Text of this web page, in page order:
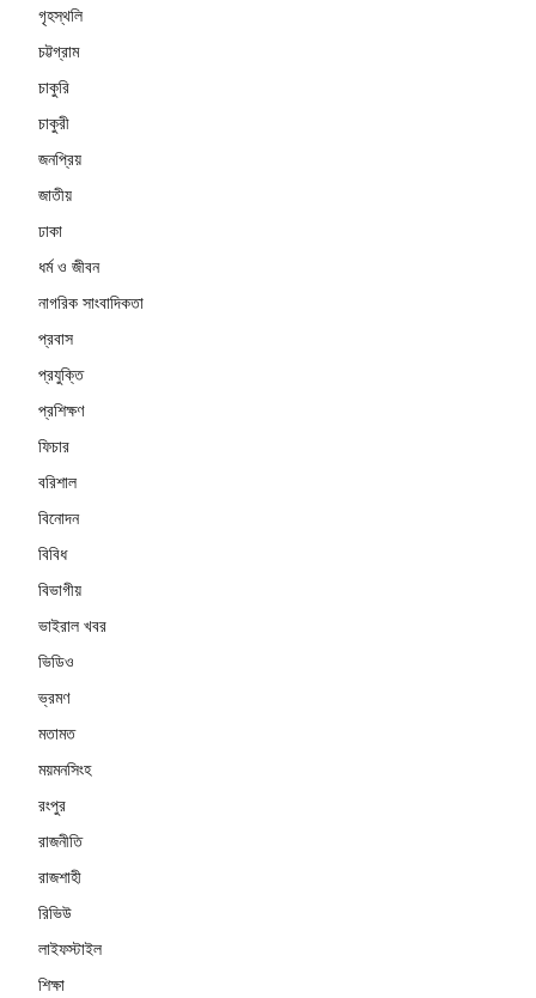
গৃহস্থলি
চট্টগ্রাম
চাকুরি
চাকুরী
জনপ্রিয়
জাতীয়
ঢাকা
ধর্ম ও জীবন
নাগরিক সাংবাদিকতা
প্রবাস
প্রযুক্তি
প্রশিক্ষণ
ফিচার
বরিশাল
বিনোদন
বিবিধ
বিভাগীয়
ভাইরাল খবর
ভিডিও
ভ্রমণ
মতামত
ময়মনসিংহ
রংপুর
রাজনীতি
রাজশাহী
রিভিউ
লাইফস্টাইল
শিক্ষা